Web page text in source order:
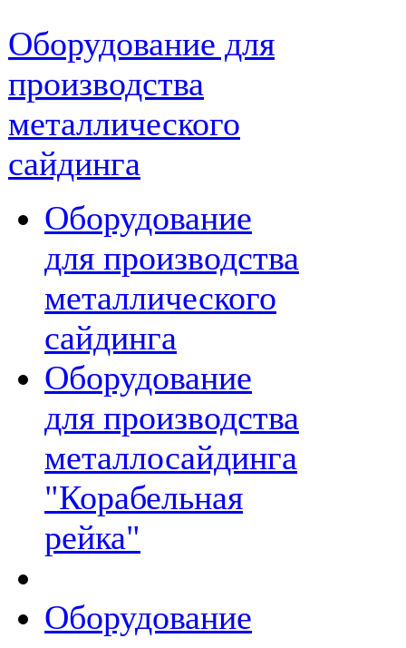
Оборудование для
производства
металлического
сайдинга
Оборудование
для производства
металлического
сайдинга
Оборудование
для производства
металлосайдинга
"Корабельная
рейка"
Оборудование